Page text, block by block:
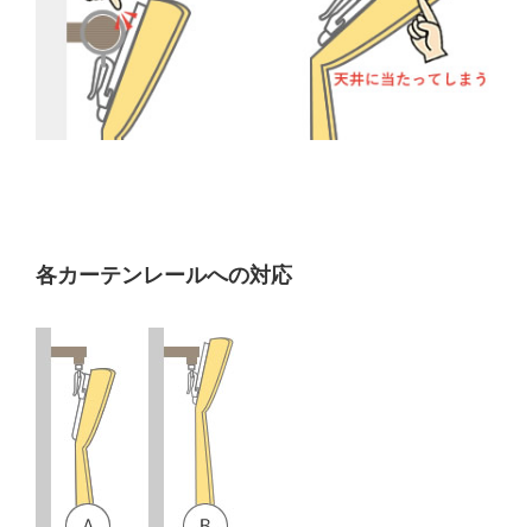
各カーテンレールへの対応